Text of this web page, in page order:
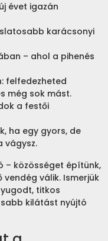
évet igazán
karácsonyi
– ahol a pihenés
felfedezheted
még sok mást.
a festői
ha egy gyors, de
vágysz.
– közösséget építünk,
válik. Ismerjük
titkos
kilátást nyújtó